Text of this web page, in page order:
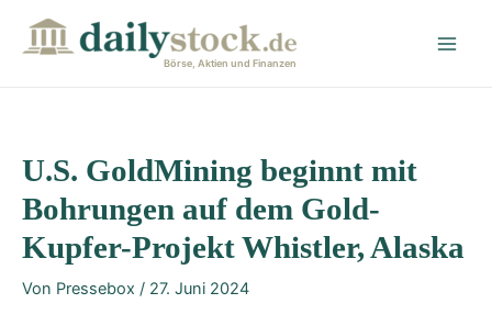
Börse, Aktien und Finanzen
U.S. GoldMining beginnt mit
Bohrungen auf dem Gold-
Kupfer-Projekt Whistler, Alaska
Von Pressebox / 27. Juni 2024